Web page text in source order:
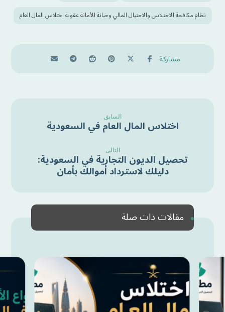
نظام مكافحة الاختلاس والاحتيال المالي وخيانة الأمانة عقوبة اختلاس المال العام
السابق
اختلاس المال العام في السعودية
التالى
تحصيل الديون التجارية في السعودية:
دليلك لاسترداد أموالك بأمان
مقالات ذات صلة